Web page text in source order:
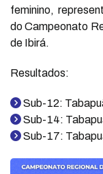
feminino,
do Campeonato
de Ibirá.
Resultados:
Sub-12:
Sub-14:
Sub-17: